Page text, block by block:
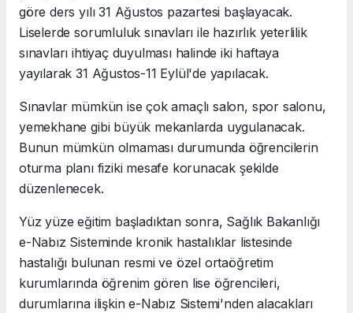
göre ders yılı 31 Ağustos pazartesi başlayacak.
Liselerde sorumluluk sınavları ile hazırlık yeterlilik
sınavları ihtiyaç duyulması halinde iki haftaya
yayılarak 31 Ağustos-11 Eylül'de yapılacak.
Sınavlar mümkün ise çok amaçlı salon, spor salonu,
yemekhane gibi büyük mekanlarda uygulanacak.
Bunun mümkün olmaması durumunda öğrencilerin
oturma planı fiziki mesafe korunacak şekilde
düzenlenecek.
Yüz yüze eğitim başladıktan sonra, Sağlık Bakanlığı
e-Nabız Sisteminde kronik hastalıklar listesinde
hastalığı bulunan resmi ve özel ortaöğretim
kurumlarında öğrenim gören lise öğrencileri,
durumlarına ilişkin e-Nabız Sistemi'nden alacakları